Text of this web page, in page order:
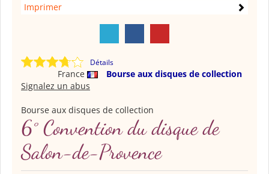
Imprimer
Détails
France
Bourse aux disques de collection
Signalez un abus
Bourse aux disques de collection
6° Convention du disque de
Salon-de-Provence